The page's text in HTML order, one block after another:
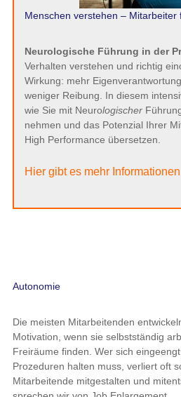
Menschen verstehen – Mitarbeiter
Neurologische Führung in der
Verhalten verstehen und richtig
Wirkung: mehr
weniger Reibung. In diesem
wie Sie mit Neurologischer
nehmen und das Potenzial Ihrer
High Performance übersetzen.
Hier gibt es mehr
Autonomie
Die meisten Mitarbeitenden
Motivation, wenn sie selbstständig
Freiräume finden. Wer sich
Prozeduren halten muss, verliert oft
Mitarbeitende mitgestalten und